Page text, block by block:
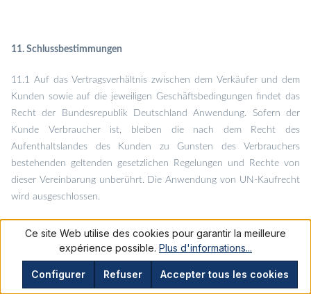
11. Schlussbestimmungen
11.1 Auf das Vertragsverhältnis zwischen dem Verkäufer und dem
Kunden sowie auf die jeweiligen Geschäftsbedingungen findet das
Recht der Bundesrepublik Deutschland Anwendung. Sofern der
Kunde Verbraucher ist, bleiben die nach dem Recht des
Aufenthaltslandes des Kunden zu Gunsten des Verbrauchers
bestehenden geltenden gesetzlichen Regelungen und Rechte von
dieser Vereinbarung unberührt. Die Anwendung von UN-Kaufrecht
wird ausgeschlossen.
Vertragsbestandteil geworden oder unwirksam, so bleibt der Vertrag
im Übrigen wirksam. Soweit die Bestimmungen nicht
Ce site Web utilise des cookies pour garantir la meilleure
expérience possible. Plus d'informations...
Refuser
Configurer Accepter tous les cookies